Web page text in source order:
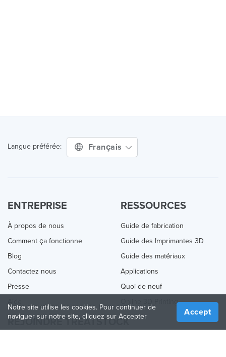
Langue préférée: Français
ENTREPRISE
À propos de nous
Comment ça fonctionne
Blog
Contactez nous
Presse
RESSOURCES
Guide de fabrication
Guide des Imprimantes 3D
Guide des matériaux
Applications
Quoi de neuf
Online 3D Printing
REJOINDRE TREATSTOCK
Notre site utilise les cookies. Pour continuer de
naviguer sur notre site, cliquez sur Accepter
Accept